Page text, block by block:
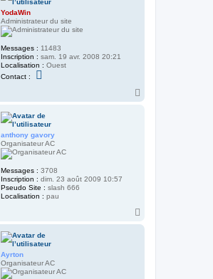
YodaWin
Administrateur du site
Messages : 11483
Inscription : sam. 19 avr. 2008 20:21
Localisation : Ouest
Contact :
t
e
r
Y
d
a
W
i
n
anthony gavory
Organisateur AC
Messages : 3708
Inscription : dim. 23 août 2009 10:57
Pseudo Site : slash 666
Localisation : pau
Ayrton
Organisateur AC